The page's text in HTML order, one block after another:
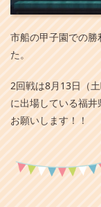
市船の甲子園での
た。
2回戦は8月13日（
に出場している福
お願いします！！